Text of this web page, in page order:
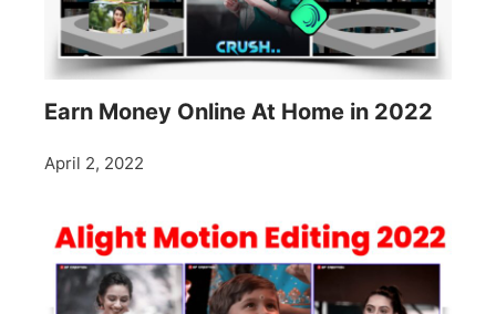
Earn Money Online At Home in 2022
April 2, 2022